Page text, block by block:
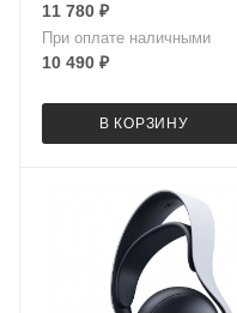
11 780 ₽
При оплате наличными
10 490 ₽
В КОРЗИНУ